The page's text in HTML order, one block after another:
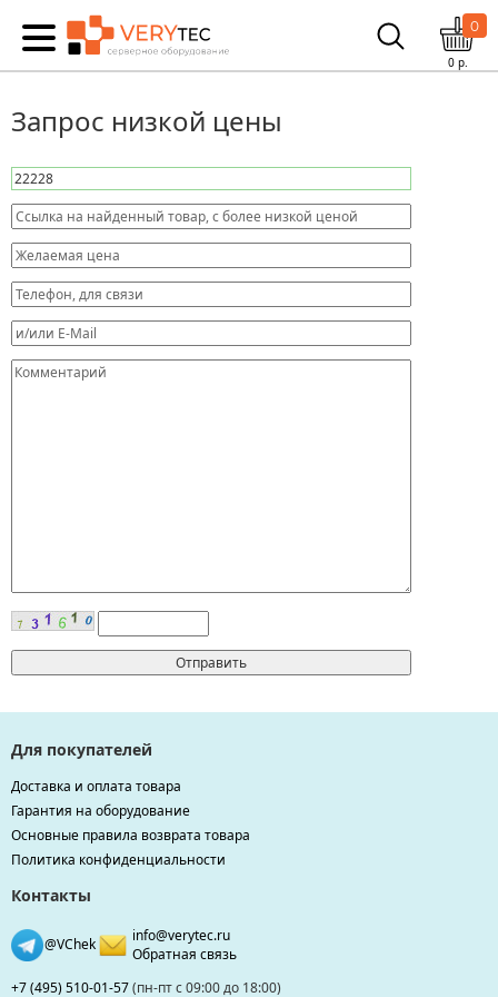
0
0р.
Запрос низкой цены
Для покупателей
Доставка и оплата товара
Гарантия на оборудование
Основные правила возврата товара
Политика конфиденциальности
Контакты
@VChek
info@verytec.ru
Обратная связь
+7 (495) 510-01-57(пн-пт с 09:00 до 18:00)